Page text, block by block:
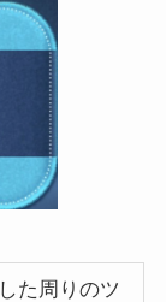
た周りのツ